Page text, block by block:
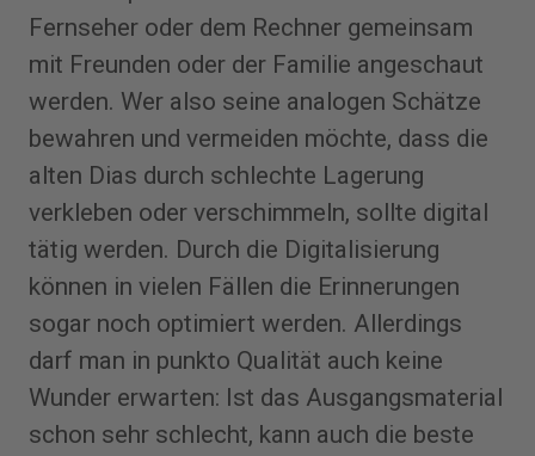
Fernseher oder dem Rechner gemeinsam
mit Freunden oder der Familie angeschaut
werden. Wer also seine analogen Schätze
bewahren und vermeiden möchte, dass die
alten Dias durch schlechte Lagerung
verkleben oder verschimmeln, sollte digital
tätig werden. Durch die Digitalisierung
können in vielen Fällen die Erinnerungen
sogar noch optimiert werden. Allerdings
darf man in punkto Qualität auch keine
Wunder erwarten: Ist das Ausgangsmaterial
schon sehr schlecht, kann auch die beste